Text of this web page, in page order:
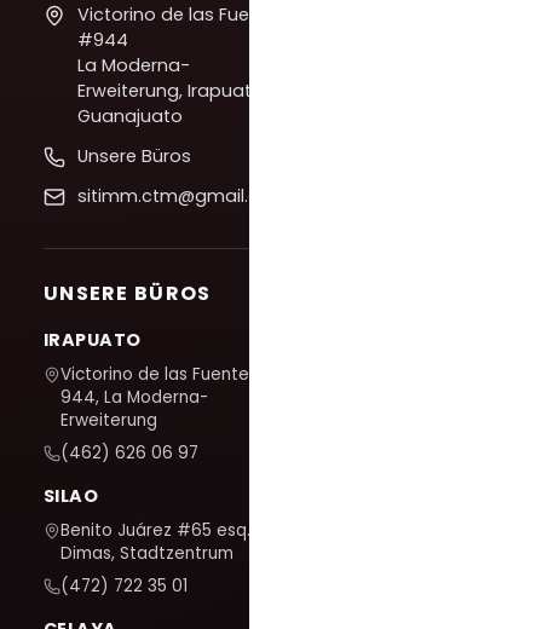
Victorino de las Fuentes
#944
La Moderna-
Erweiterung, Irapuato,
Guanajuato
Unsere Büros
sitimm.ctm@gmail.com
UNSERE BÜROS
IRAPUATO
Victorino de las Fuentes Nr.
944, La Moderna-
Erweiterung
(462) 626 06 97
SILAO
Benito Juárez #65 esq. San
Dimas, Stadtzentrum
(472) 722 35 01